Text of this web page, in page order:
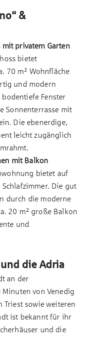
&
mit privatem Garten
bietet
70 m² Wohnfläche
und modern
Fenster
Sonnenterrasse mit
Die ebenerdige,
leicht zugänglich
mit Balkon
bietet auf
Die gut
durch die moderne
20 m² große Balkon
und
die Adria
an der
von Venedig
sowie weiteren
ist bekannt für ihr
und die